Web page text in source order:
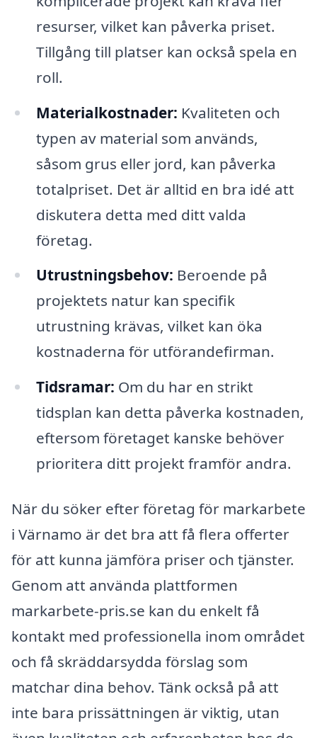
resurser, vilket kan påverka priset.
Tillgång till platser kan också spela en
roll.
Materialkostnader: Kvaliteten och
typen av material som används,
såsom grus eller jord, kan påverka
totalpriset. Det är alltid en bra idé att
diskutera detta med ditt valda
företag.
Utrustningsbehov: Beroende på
projektets natur kan specifik
utrustning krävas, vilket kan öka
kostnaderna för utförandefirman.
Tidsramar: Om du har en strikt
tidsplan kan detta påverka kostnaden,
eftersom företaget kanske behöver
prioritera ditt projekt framför andra.
När du söker efter företag för markarbete
i Värnamo är det bra att få flera offerter
för att kunna jämföra priser och tjänster.
Genom att använda plattformen
markarbete-pris.se kan du enkelt få
kontakt med professionella inom området
och få skräddarsydda förslag som
matchar dina behov. Tänk också på att
inte bara prissättningen är viktig, utan